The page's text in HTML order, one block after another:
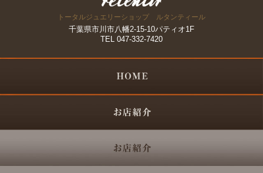
トータルジュエリーショップ ルタンティール
千葉県市川市八幡2-15-10パティオ1F
TEL 047-332-7420